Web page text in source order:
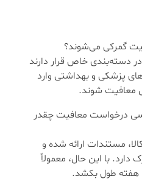
گمرکی می‌شوند؟
دسته‌بندی خاص قرار دارند
پزشکی و بهداشتی وارد
معافیت شوند.
درخواست معافیت چقدر
مستندات ارائه شده و
با این حال، معمولاً
هفته طول بکشد.